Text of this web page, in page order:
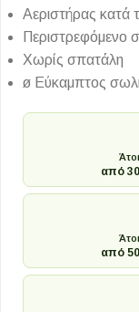
Αεριστήρας
Περιστρεφόμενο
Χωρίς σπατάλη
ø Εύκαμπτος
από
από